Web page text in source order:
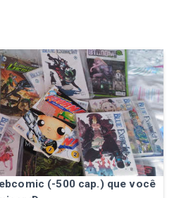
(-500 cap.) que você